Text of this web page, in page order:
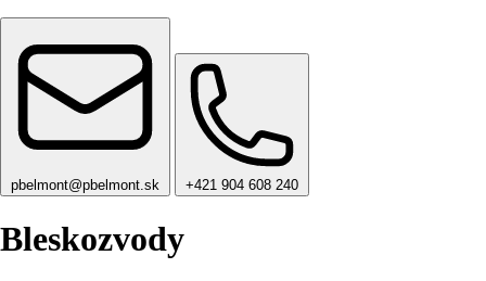
pbelmont@pbelmont.sk +421 904 608 240
Bleskozvody